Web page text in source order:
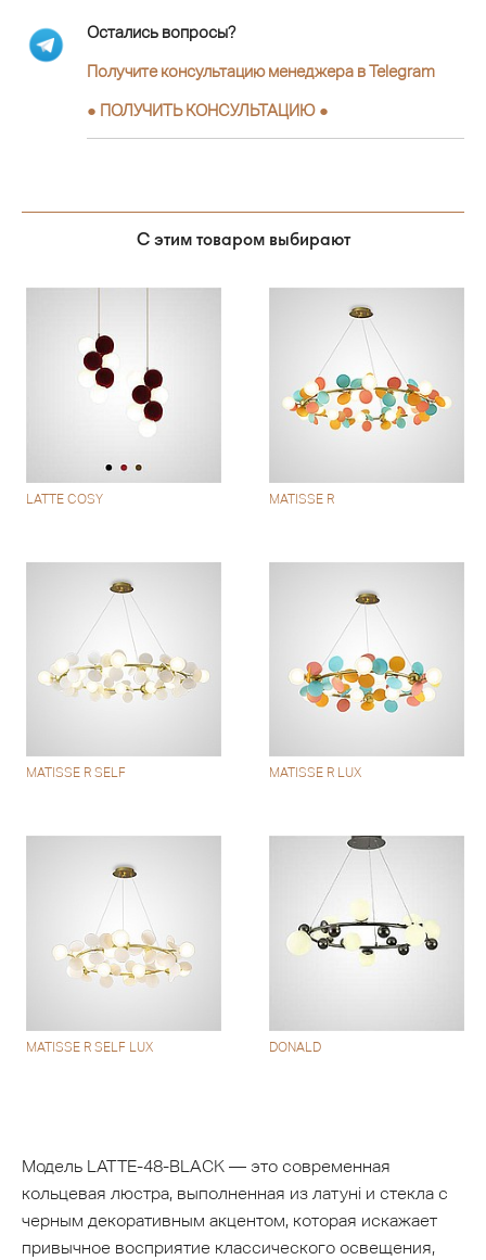
Остались вопросы?
Получите консультацию менеджера в Telegram
● ПОЛУЧИТЬ КОНСУЛЬТАЦИЮ ●
С этим товаром выбирают
LATTE COSY MATISSE R
MATISSE R SELF MATISSE R LUX
MATISSE R SELF LUX DONALD
Модель LATTE-48-BLACK — это современная
кольцевая люстра, выполненная из латуні и стекла с
черным декоративным акцентом, которая искажает
привычное восприятие классического освещения,